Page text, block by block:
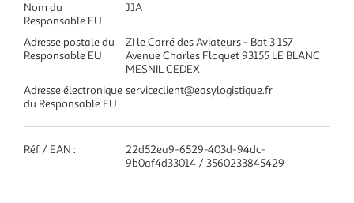
Nom du
Responsable EU
JJA
Adresse postale du
Responsable EU
ZI le Carré des Aviateurs - Bat 3 157
Avenue Charles Floquet 93155 LE BLANC
MESNIL CEDEX
Adresse électronique
du Responsable EU
serviceclient@easylogistique.fr
Réf / EAN :
22d52ea9-6529-403d-94dc-
9b0af4d33014 / 3560233845429